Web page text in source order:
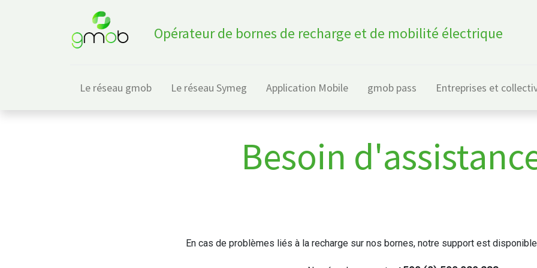
Opérateur de bornes de recharge et de mobilité électrique
Le réseau gmob Le réseau Symeg Application Mobile gmob pass Entreprises et
Besoin
En cas de problèmes liés à la recharge sur nos bornes, notre support est